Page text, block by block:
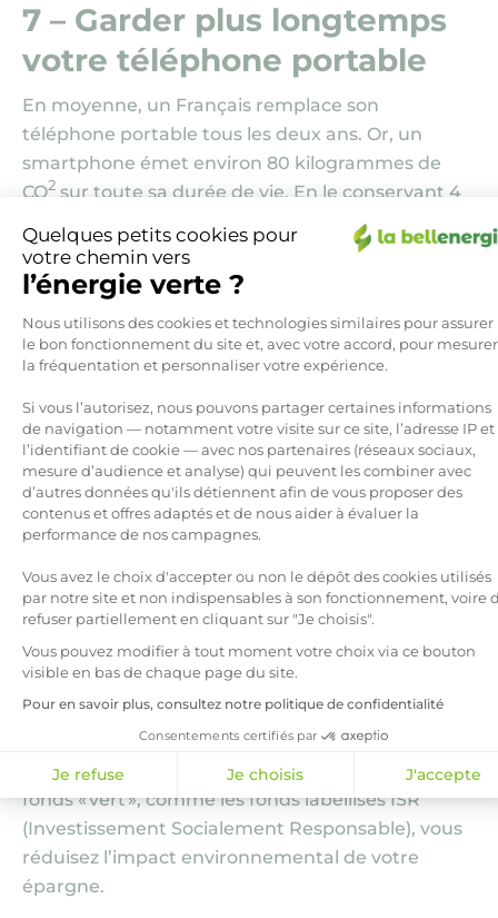
Quelques petits cookies pour
votre chemin vers
l’énergie verte ?
Plateforme de Gestion du
Nous utilisons des cookies et technologies similaires pour assurer
le bon fonctionnement du site et, avec votre accord, pour mesurer
la fréquentation et personnaliser votre expérience.
Si vous l’autorisez, nous pouvons partager certaines informations
de navigation — notamment votre visite sur ce site, l’adresse IP et
l’identifiant de cookie — avec nos partenaires (réseaux sociaux,
mesure d’audience et analyse) qui peuvent les combiner avec
d’autres données qu'ils détiennent afin de vous proposer des
contenus et offres adaptés et de nous aider à évaluer la
performance de nos campagnes.
Vous avez le choix d'accepter ou non le dépôt des cookies utilisés
par notre site et non indispensables à son fonctionnement, voire
refuser partiellement en cliquant sur "Je choisis".
Vous pouvez modifier à tout moment votre choix via ce bouton
visible en bas de chaque page du site.
Pour en savoir plus, consultez notre politique de confidentialité
Consentements certifiés par
Je refuse Je choisis J'accepte
Axeptio consent
7 – Garder plus longtemps
votre téléphone portable
En moyenne, un Français remplace son
téléphone portable tous les deux ans. Or, un
smartphone émet environ 80 kilogrammes de
CO2 sur toute sa durée de vie. En le conservant 4
ans au lieu de 2 ans, vous divisez par deux votre
empreinte carbone catégorie téléphone. De
manière générale, le digital engendre autant
plus qui devrait nous inciter à y passer un peu (ou
beaucoup) moins de temps.
Quantité de CO2économisée: environ20 kg par
anet beaucoup plus si vous réduisez votre temps
d’écran.
8 – Placer votre épargne
dans des fonds « verts »
Vous pensiez que votre argent dormait
tranquillement à la banque ? Et bien non, il
travaille. Et pas toujours dans le bon sens. On
estime qu’un placement de 5 000 euros sur un
compte épargne peut émettre jusqu’à 2 à 3
tonnes de CO
. En plaçant vos économies dans un
fonds « vert », comme les fonds labellisés ISR
(Investissement Socialement Responsable), vous
réduisez l’impact environnemental de votre
épargne.